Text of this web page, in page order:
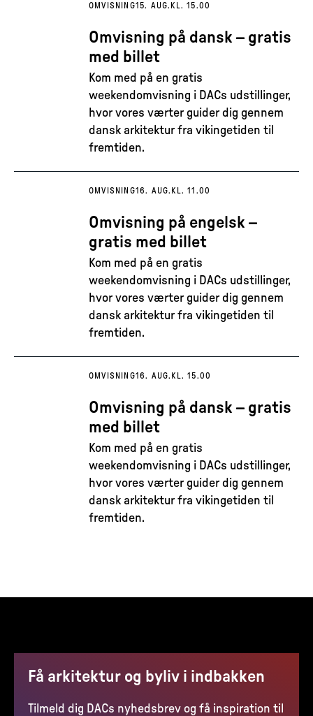
OMVISNING15. AUG. KL. 15.00
Omvisning på dansk – gratis
med billet
Kom med på en gratis
weekendomvisning i DACs udstillinger,
hvor vores værter guider dig gennem
dansk arkitektur fra vikingetiden til
fremtiden.
OMVISNING16. AUG. KL. 11.00
Omvisning på engelsk –
gratis med billet
Kom med på en gratis
weekendomvisning i DACs udstillinger,
hvor vores værter guider dig gennem
dansk arkitektur fra vikingetiden til
fremtiden.
OMVISNING16. AUG. KL. 15.00
Omvisning på dansk – gratis
med billet
Kom med på en gratis
weekendomvisning i DACs udstillinger,
hvor vores værter guider dig gennem
dansk arkitektur fra vikingetiden til
fremtiden.
Få arkitektur og byliv i indbakken
Tilmeld dig DACs nyhedsbrev og få inspiration til